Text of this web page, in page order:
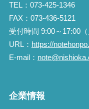
TEL：073-425-1346
FAX：073-436-5121
受付時間 9:00～17:00
URL： https://
E-mail：
企業情報